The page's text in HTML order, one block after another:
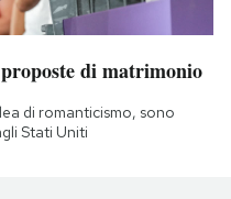
di matrimonio
di romanticismo, sono
Stati Uniti